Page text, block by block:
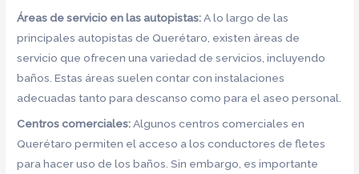
Áreas de servicio en las autopistas:A lo largo de las
principales autopistas de Querétaro, existen áreas de
servicio que ofrecen una variedad de servicios, incluyendo
baños. Estas áreas suelen contar con instalaciones
adecuadas tanto para descanso como para el aseo personal.
Centros comerciales:Algunos centros comerciales en
Querétaro permiten el acceso a los conductores de fletes
para hacer uso de los baños. Sin embargo, es importante